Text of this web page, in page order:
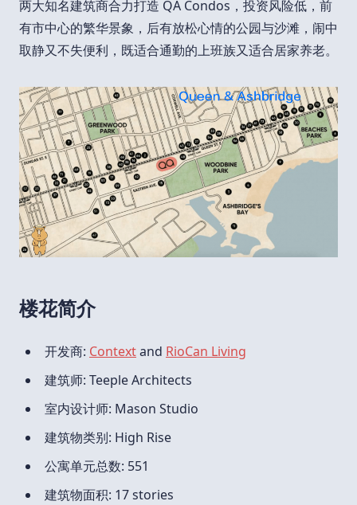
两大知名建筑商合力打造 QA Condos，投资风险低，前
有市中心的繁华景象，后有放松心情的公园与沙滩，闹中
取静又不失便利，既适合通勤的上班族又适合居家养老。
楼花简介
开发商: Contextand RioCan Living
建筑师: Teeple Architects
室内设计师: Mason Studio
建筑物类别: High Rise
公寓单元总数: 551
建筑物面积: 17 stories